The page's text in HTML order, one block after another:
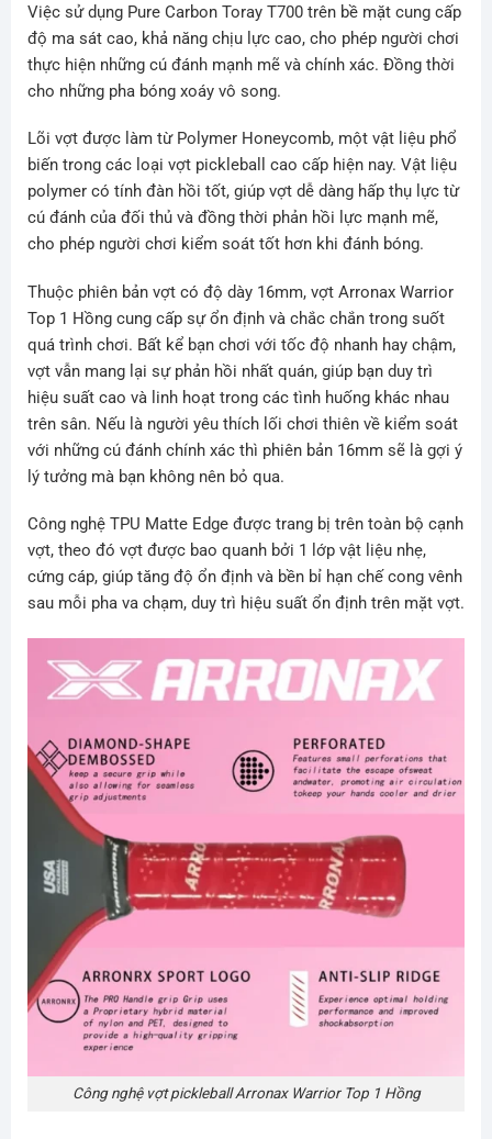
Việc sử dụng Pure Carbon Toray T700 trên bề mặt cung cấp
độ ma sát cao, khả năng chịu lực cao, cho phép người chơi
thực hiện những cú đánh mạnh mẽ và chính xác. Đồng thời
cho những pha bóng xoáy vô song.
Lõi vợt được làm từ Polymer Honeycomb, một vật liệu phổ
biến trong các loại vợt pickleball cao cấp hiện nay. Vật liệu
polymer có tính đàn hồi tốt, giúp vợt dễ dàng hấp thụ lực từ
cú đánh của đối thủ và đồng thời phản hồi lực mạnh mẽ,
cho phép người chơi kiểm soát tốt hơn khi đánh bóng.
Thuộc phiên bản vợt có độ dày 16mm, vợt Arronax Warrior
Top 1 Hồng cung cấp sự ổn định và chắc chắn trong suốt
quá trình chơi. Bất kể bạn chơi với tốc độ nhanh hay chậm,
vợt vẫn mang lại sự phản hồi nhất quán, giúp bạn duy trì
hiệu suất cao và linh hoạt trong các tình huống khác nhau
trên sân. Nếu là người yêu thích lối chơi thiên về kiểm soát
với những cú đánh chính xác thì phiên bản 16mm sẽ là gợi ý
lý tưởng mà bạn không nên bỏ qua.
Công nghệ TPU Matte Edge được trang bị trên toàn bộ cạnh
vợt, theo đó vợt được bao quanh bởi 1 lớp vật liệu nhẹ,
cứng cáp, giúp tăng độ ổn định và bền bỉ hạn chế cong vênh
sau mỗi pha va chạm, duy trì hiệu suất ổn định trên mặt vợt.
Công nghệ vợt pickleball Arronax Warrior Top 1 Hồng